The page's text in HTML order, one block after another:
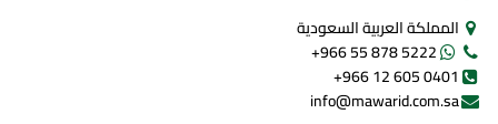
المملكة العربية السعودية
+966 55 878 5222
+966 12 605 0401
info@mawarid.com.sa